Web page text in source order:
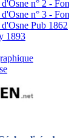
n° 2 -
n° 3 -
Pub 1862
1893